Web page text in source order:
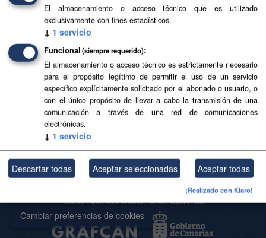
Cambiar preferencias de cookies
Base Topográfica a escala 1:5.000 de Canarias
(2004-2006)
Base Topográfica a escala 1:5.000 de Canarias (2004-
2006)
CSV SHP SpatiaLite
Usted también puede acceder a este registro utilizando los
(ver
API Docs
Acerca de SITCAN Open Data
Datos Abiertos Gobierno de Canarias
El almacenamiento o acceso técnico que es utilizado
exclusivamente con fines estadísticos.
↓ 1 servicio
Funcional (siempre requerido)
El almacenamiento o acceso técnico es estrictamente necesario
para el propósito legítimo de permitir el uso de un servicio
específico explícitamente solicitado por el abonado o usuario, o
con el único propósito de llevar a cabo la transmisión de una
comunicación a través de una red de comunicaciones
electrónicas.
↓ 1 servicio
Descartar todas Aceptar seleccionadas Aceptar todas
¡Realizado con Klaro!